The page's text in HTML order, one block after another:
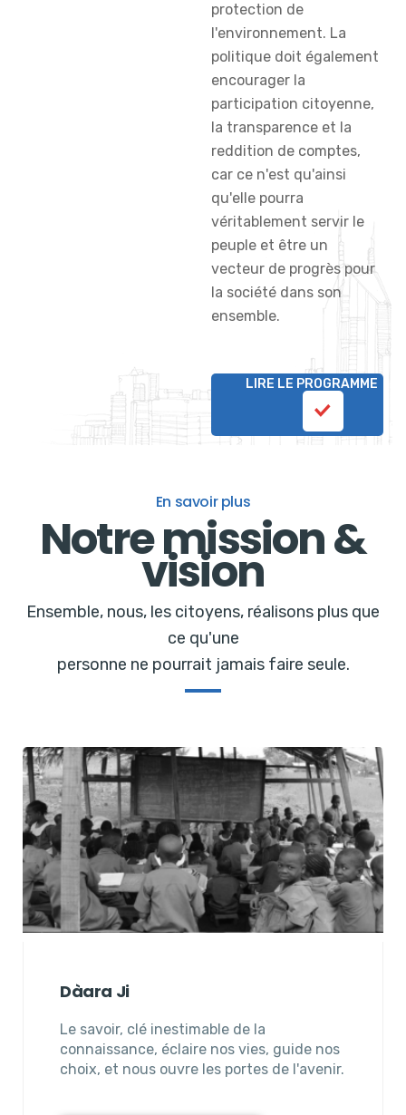
protection de
l'environnement. La
politique doit également
encourager la
participation citoyenne,
la transparence et la
reddition de comptes,
car ce n'est qu'ainsi
qu'elle pourra
véritablement servir le
peuple et être un
vecteur de progrès pour
la société dans son
ensemble.
LIRE LE PROGRAMME
En savoir plus
Notre mission &
vision
Ensemble, nous, les citoyens, réalisons plus que
ce qu'une
personne ne pourrait jamais faire seule.
Dàara Ji
Le savoir, clé inestimable de la
connaissance, éclaire nos vies, guide nos
choix, et nous ouvre les portes de l'avenir.